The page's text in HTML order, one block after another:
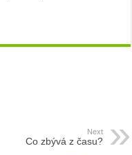
Next
Co zbývá z času?